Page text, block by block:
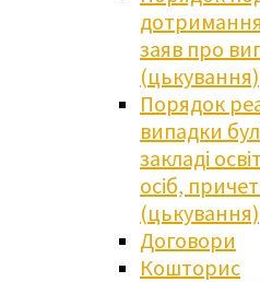
заяв про
(цькування)
Порядок
випадки
закладі
осіб,
(цькування)
Договори
Кошторис